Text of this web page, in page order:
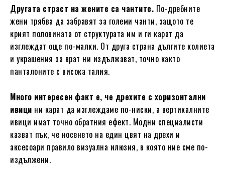
Другата страст на жените са чантите. По-дребните
жени трябва да забравят за големи чанти, защото те
крият половината от структурата им и ги карат да
изглеждат още по-малки. От друга страна дългите колиета
и украшения за врат ни издължават, точно както
панталоните с висока талия.
Много интересен факт е, че дрехите с хоризонтални
ивици ни карат да изглеждаме по-ниски, а вертикалните
ивици имат точно обратния ефект. Модни специалисти
казват пък, че носенето на един цвят на дрехи и
аксесоари правило визуална илюзия, в която ние сме по-
издължени.